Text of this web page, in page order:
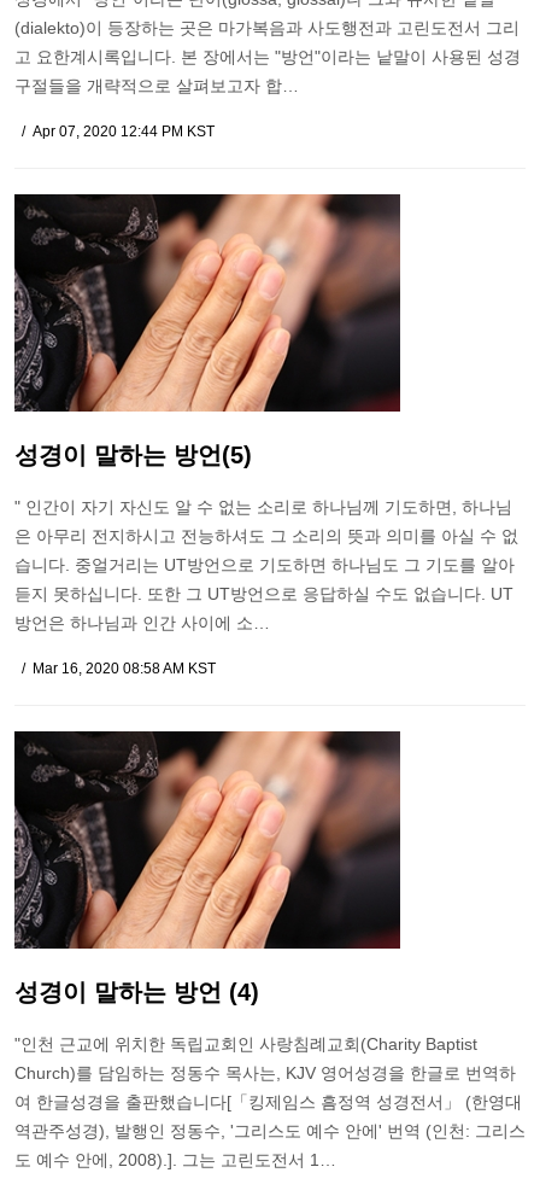
(dialekto)이 등장하는 곳은 마가복음과 사도행전과 고린도전서 그리
고 요한계시록입니다. 본 장에서는 "방언"이라는 낱말이 사용된 성경
구절들을 개략적으로 살펴보고자 합…
Apr 07, 2020 12:44 PM KST
성경이 말하는 방언(5)
" 인간이 자기 자신도 알 수 없는 소리로 하나님께 기도하면, 하나님
은 아무리 전지하시고 전능하셔도 그 소리의 뜻과 의미를 아실 수 없
습니다. 중얼거리는 UT방언으로 기도하면 하나님도 그 기도를 알아
듣지 못하십니다. 또한 그 UT방언으로 응답하실 수도 없습니다. UT
방언은 하나님과 인간 사이에 소…
Mar 16, 2020 08:58 AM KST
성경이 말하는 방언 (4)
"인천 근교에 위치한 독립교회인 사랑침례교회(Charity Baptist
Church)를 담임하는 정동수 목사는, KJV 영어성경을 한글로 번역하
여 한글성경을 출판했습니다[「킹제임스 흠정역 성경전서」 (한영대
역관주성경), 발행인 정동수, '그리스도 예수 안에' 번역 (인천: 그리스
도 예수 안에, 2008).]. 그는 고린도전서 1…